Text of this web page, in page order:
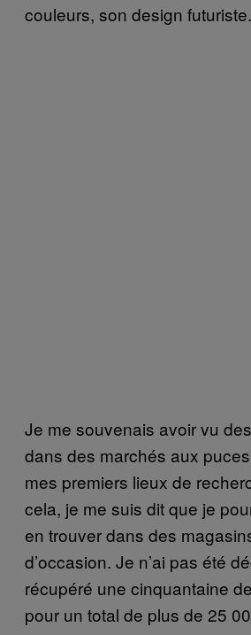
couleurs, son design futuriste.
Je me souvenais avoir vu
dans des marchés aux
mes premiers lieux de
cela, je me suis dit que je
en trouver dans des
d’occasion. Je n’ai pas été
récupéré une cinquantaine
pour un total de plus de 25